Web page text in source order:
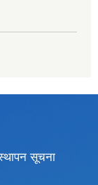
सूचना